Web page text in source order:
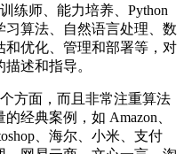
练师、能力培养、Python
算法、自然语言处理、数
优化、管理和部署等，对
述和指导。
方面，而且非常注重算法
经典案例，如 Amazon、
、海尔、小米、支付